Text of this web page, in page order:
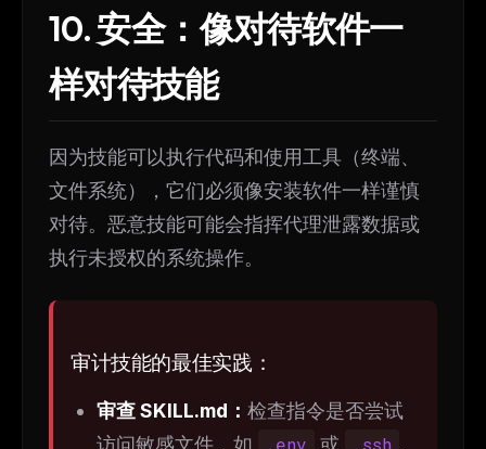
10. 安全：像对待软件一
样对待技能
因为技能可以执行代码和使用工具（终端、
文件系统），它们必须像安装软件一样谨慎
对待。恶意技能可能会指挥代理泄露数据或
执行未授权的系统操作。
审计技能的最佳实践：
审查 SKILL.md： 检查指令是否尝试